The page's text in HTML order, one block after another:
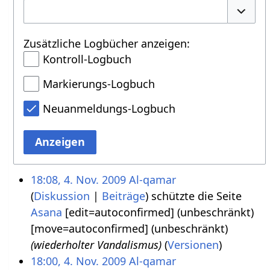
Zusätzliche Logbücher anzeigen:
Kontroll-Logbuch
Markierungs-Logbuch
Neuanmeldungs-Logbuch
Anzeigen
18:08, 4. Nov. 2009 Al-qamar
Diskussion
Beiträge schützte die Seite
Asana ‎[edit=autoconfirmed] (unbeschränkt)
[move=autoconfirmed] (unbeschränkt)
(wiederholter Vandalismus) (Versionen)
18:00, 4. Nov. 2009 Al-qamar